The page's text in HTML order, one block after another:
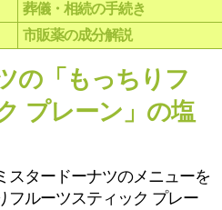
葬儀・相続の手続き
市販薬の成分解説
の「もっちりフ
プレーン」の塩
スタードーナツのメニューを
フルーツスティック プレー